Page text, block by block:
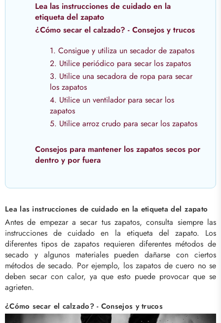
Lea las instrucciones de cuidado en la
etiqueta del zapato
¿Cómo secar el calzado? - Consejos y trucos
1. Consigue y utiliza un secador de zapatos
2. Utilice periódico para secar los zapatos
3. Utilice una secadora de ropa para secar
los zapatos
4. Utilice un ventilador para secar los
zapatos
5. Utilice arroz crudo para secar los zapatos
Consejos para mantener los zapatos secos por
dentro y por fuera
Lea las instrucciones de cuidado en la etiqueta del zapato
Antes de empezar a secar tus zapatos, consulta siempre las
instrucciones de cuidado en la etiqueta del zapato. Los
diferentes tipos de zapatos requieren diferentes métodos de
secado y algunos materiales pueden dañarse con ciertos
métodos de secado. Por ejemplo, los zapatos de cuero no se
deben secar con calor, ya que esto puede provocar que se
agrieten.
¿Cómo secar el calzado? - Consejos y trucos